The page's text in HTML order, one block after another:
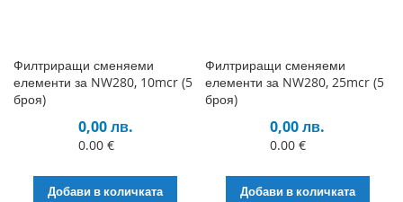
Филтриращи сменяеми
елементи за NW280, 10mcr (5
броя)
0,00 лв.
0.00 €
Добави в количката
Филтриращи сменяеми
елементи за NW280, 25mcr (5
броя)
0,00 лв.
0.00 €
Добави в количката